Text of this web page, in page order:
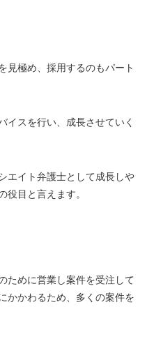
見極め、採用するのもパート
イスを行い、成長させていく
エイト弁護士として成長しや
役目と言えます。
ために営業し案件を受注して
かかわるため、多くの案件を